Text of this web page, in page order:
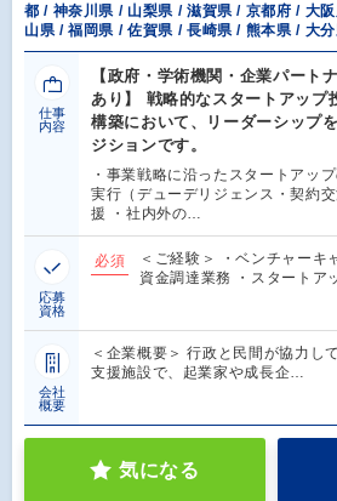
都 / 神奈川県 / 山梨県 / 滋賀県 / 京都府 / 大
山県 / 福岡県 / 佐賀県 / 長崎県 / 熊本県 / 大
仕事
内容
【政府・学術機関・企業パート
あり】 戦略的なスタートアップ
構築において、リーダーシップ
ジションです。
・事業戦略に沿ったスタートアッ
実行（デューデリジェンス・契約
援 ・社内外の…
応募
資格
必須
＜ご経験＞ ・ベンチャーキ
資金調達業務 ・スタートア
会社
概要
＜企業概要＞ 行政と民間が協力し
支援施設で、起業家や成長企…
気になる